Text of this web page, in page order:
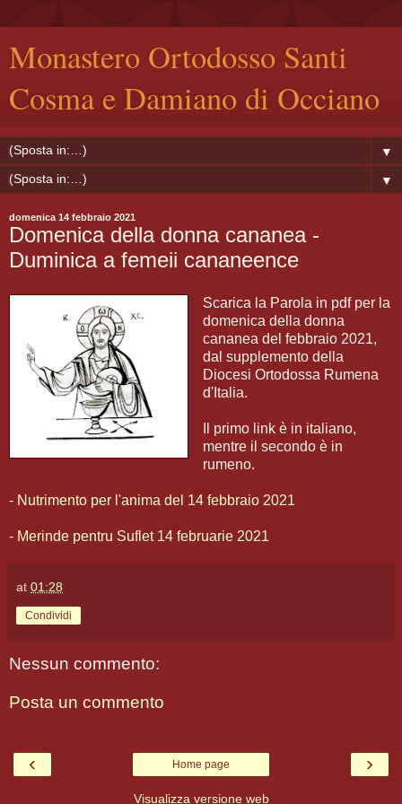
Monastero Ortodosso Santi
Cosma e Damiano di Occiano
▼
▼
domenica 14 febbraio 2021
Domenica della donna cananea -
Duminica a femeii cananeence
Scarica la Parola in pdf per la
domenica della donna
cananea del febbraio 2021,
dal supplemento della
Diocesi Ortodossa Rumena
d'Italia.
Il primo link è in italiano,
mentre il secondo è in
rumeno.
- Nutrimento per l'anima del 14 febbraio 2021
- Merinde pentru Suflet 14 februarie 2021
at 01:28
Condividi
Nessun commento:
Posta un commento
‹ ›
Home page
Visualizza versione web